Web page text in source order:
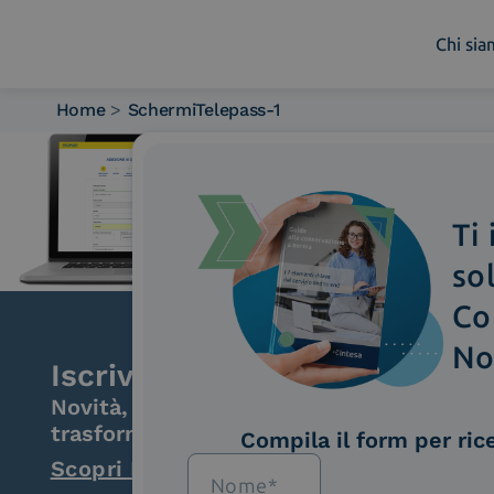
Chi
Chi siamo
Cosa facciamo
Piattaforme
Industry
News e Media
Contattaci
Home > SchermiTelepass-1
Iscriviti alla newsletter
Novità, iniziative ed eventi dal mondo
trasformazione digitale.
Scopri InNews
Ti
Compila il form per